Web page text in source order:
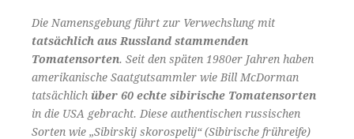
Die Namensgebung führt zur Verwechslung mit
tatsächlich aus Russland stammenden
Tomatensorten. Seit den späten 1980er Jahren haben
amerikanische Saatgutsammler wie Bill McDorman
tatsächlich über 60 echte sibirische Tomatensorten
in die USA gebracht. Diese authentischen russischen
Sorten wie „Sibirskij skorospelij“ (Sibirische frühreife)